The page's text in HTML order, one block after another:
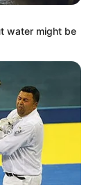
water might be